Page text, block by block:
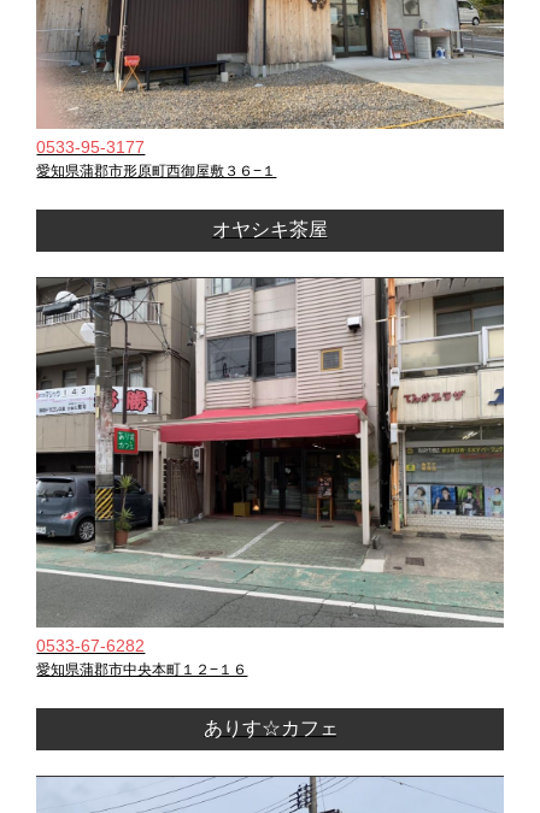
0533-95-3177
愛知県蒲郡市形原町西御屋敷３６−１
オヤシキ茶屋
0533-67-6282
愛知県蒲郡市中央本町１２−１６
ありす☆カフェ